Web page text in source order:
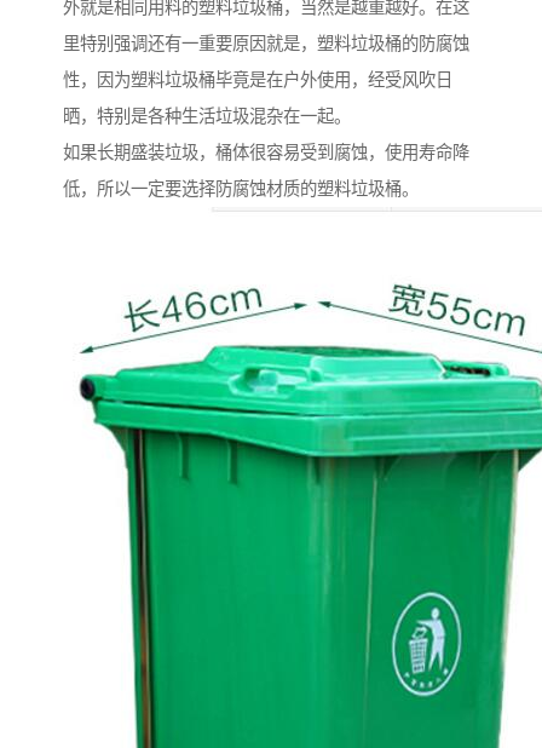
外就是相同用料的塑料垃圾桶，当然是越重越好。在这
里特别强调还有一重要原因就是，塑料垃圾桶的防腐蚀
性，因为塑料垃圾桶毕竟是在户外使用，经受风吹日
晒，特别是各种生活垃圾混杂在一起。
如果长期盛装垃圾，桶体很容易受到腐蚀，使用寿命降
低，所以一定要选择防腐蚀材质的塑料垃圾桶。